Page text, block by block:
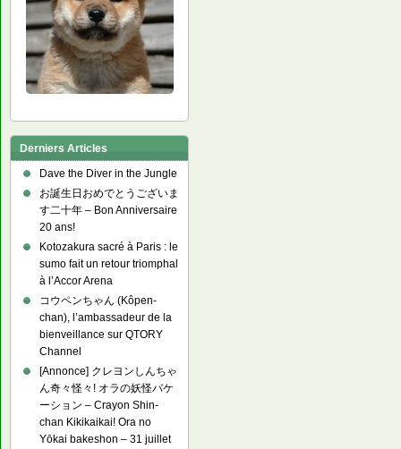
Derniers Articles
Dave the Diver in the Jungle
お誕生日おめでとうございま
す二十年 – Bon Anniversaire
20 ans!
Kotozakura sacré à Paris : le
sumo fait un retour triomphal
à l’Accor Arena
コウペンちゃん (Kôpen-
chan), l’ambassadeur de la
bienveillance sur QTORY
Channel
[Annonce] クレヨンしんちゃ
ん奇々怪々! オラの妖怪バケ
ーション – Crayon Shin-
chan Kikikaikai! Ora no
Yōkai bakeshon – 31 juillet